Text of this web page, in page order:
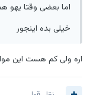
اما بعضی وقتا یهو
خیلی بده اینجور
اره ولی کم هست این